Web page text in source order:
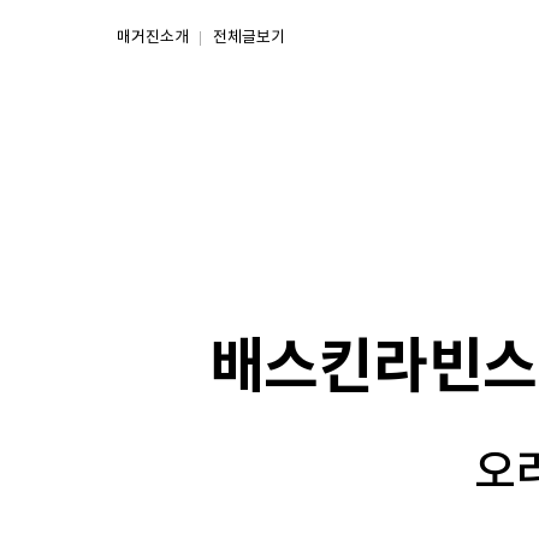
매거진소개 전체글보기
배스킨라빈
오